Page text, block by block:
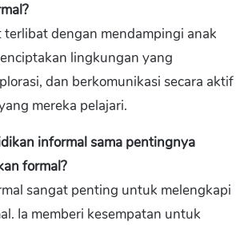
dengan mendampingi anak
lingkungan yang
dan berkomunikasi secara aktif
mereka pelajari.
informal sama pentingnya
formal?
sangat penting untuk melengkapi
Ia memberi kesempatan untuk